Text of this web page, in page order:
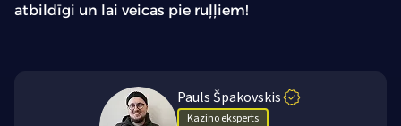
atbildīgi un lai veicas pie ruļļiem!
Pauls Špakovskis
Kazino eksperts